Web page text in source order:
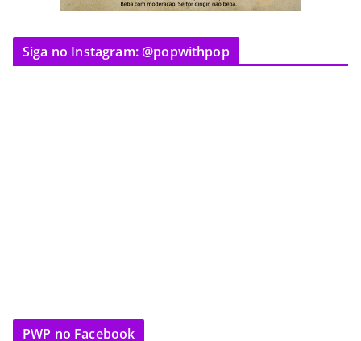
Siga no Instagram: @popwithpop
PWP no Facebook